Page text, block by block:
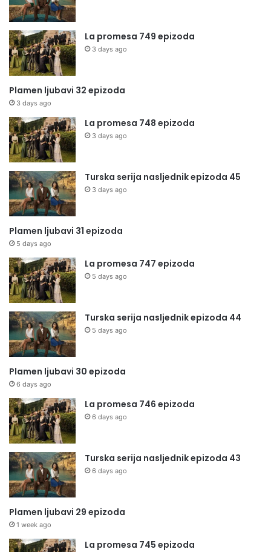
La promesa 749 epizoda
3 days ago
Plamen ljubavi 32 epizoda
3 days ago
La promesa 748 epizoda
3 days ago
Turska serija nasljednik epizoda 45
3 days ago
Plamen ljubavi 31 epizoda
5 days ago
La promesa 747 epizoda
5 days ago
Turska serija nasljednik epizoda 44
5 days ago
Plamen ljubavi 30 epizoda
6 days ago
La promesa 746 epizoda
6 days ago
Turska serija nasljednik epizoda 43
6 days ago
Plamen ljubavi 29 epizoda
1 week ago
La promesa 745 epizoda